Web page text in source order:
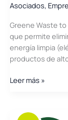
Asociados,
Greene Waste
que permite
energía limpia
productos de
Greene
Energy
Leer más »